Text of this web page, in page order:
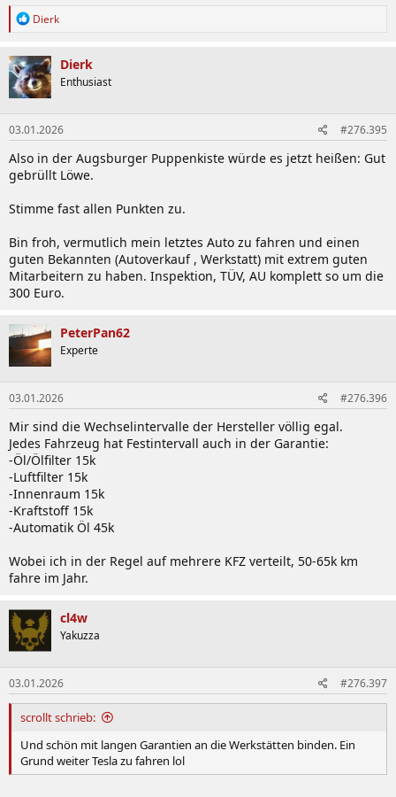
R
k
t
i
o
n
e
n
:
Dierk
Dierk
Enthusiast
03.01.2026 #276.395
Also in der Augsburger Puppenkiste würde es jetzt heißen: Gut
gebrüllt Löwe.
Stimme fast allen Punkten zu.
Bin froh, vermutlich mein letztes Auto zu fahren und einen
guten Bekannten (Autoverkauf , Werkstatt) mit extrem guten
Mitarbeitern zu haben. Inspektion, TÜV, AU komplett so um die
300 Euro.
PeterPan62
Experte
03.01.2026 #276.396
Mir sind die Wechselintervalle der Hersteller völlig egal.
Jedes Fahrzeug hat Festintervall auch in der Garantie:
-Öl/Ölfilter 15k
-Luftfilter 15k
-Innenraum 15k
-Kraftstoff 15k
-Automatik Öl 45k
Wobei ich in der Regel auf mehrere KFZ verteilt, 50-65k km
fahre im Jahr.
cl4w
Yakuzza
03.01.2026 #276.397
scrollt schrieb:
Und schön mit langen Garantien an die Werkstätten binden. Ein
Grund weiter Tesla zu fahren lol